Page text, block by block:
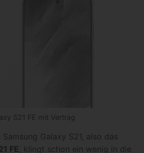
S21 FE mit Vertrag
Galaxy S21, also das
FE, klingt schon ein wenig in die